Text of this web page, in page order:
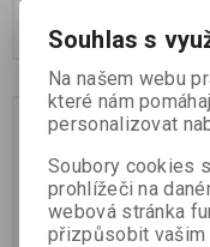
Přidat do
Souhlas s
Na našem webu
které nám
personalizovat
Soubory cookies
prohlížeči na
webová stránka
přizpůsobit vašim